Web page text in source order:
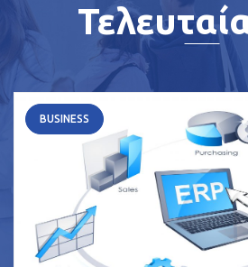
BUSINESS